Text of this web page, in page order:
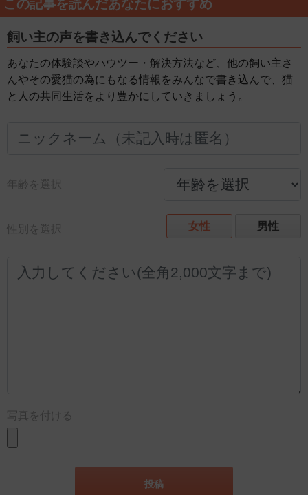
この記事を読んだあなたにおすすめ
飼い主の声を書き込んでください
あなたの体験談やハウツー・解決方法など、他の飼い主さ
んやその愛猫の為にもなる情報をみんなで書き込んで、猫
と人の共同生活をより豊かにしていきましょう。
年齢を選択
性別を選択 女性 男性
写真を付ける